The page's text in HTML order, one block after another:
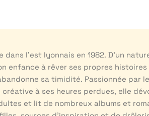
dans l’est lyonnais en 1982. D’un
enfance à rêver ses propres histoires
sa timidité. Passionnée par
à ses heures perdues, elle
et lit de nombreux albums et